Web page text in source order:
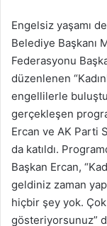
Engelsiz yaşamı
Belediye Başkanı
Federasyonu
düzenlenen
engellilerle
gerçekleşen
Ercan ve AK Parti
da katıldı.
Başkan Ercan,
geldiniz zaman
hiçbir şey yok.
gösteriyorsunuz”